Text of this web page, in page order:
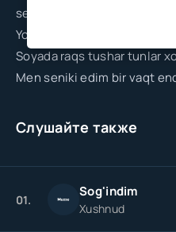
seni izlab har nafasimda
Yo'qolaman o'zim ichimda
Soyada raqs tushar tunlar
Men seniki edim bir vaqt
Слушайте также
01. Sog'indim
Xushnud